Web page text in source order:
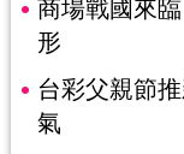
商場戰國來
形
台彩父親節
氣